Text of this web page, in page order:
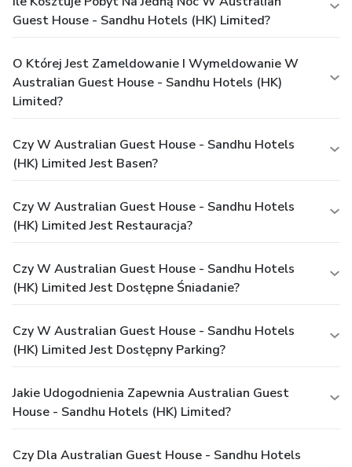
Guest House - Sandhu Hotels (HK) Limited?
O Której Jest Zameldowanie I Wymeldowanie W
Australian Guest House - Sandhu Hotels (HK)
Limited?
Czy W Australian Guest House - Sandhu Hotels
(HK) Limited Jest Basen?
Czy W Australian Guest House - Sandhu Hotels
(HK) Limited Jest Restauracja?
Czy W Australian Guest House - Sandhu Hotels
(HK) Limited Jest Dostępne Śniadanie?
Czy W Australian Guest House - Sandhu Hotels
(HK) Limited Jest Dostępny Parking?
Jakie Udogodnienia Zapewnia Australian Guest
House - Sandhu Hotels (HK) Limited?
Czy Dla Australian Guest House - Sandhu Hotels